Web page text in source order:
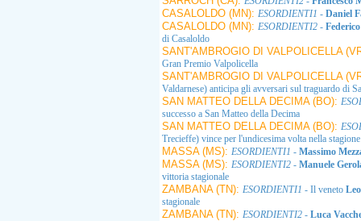
CASALOLDO (MN): ESORDIENTI1 - Daniel
CASALOLDO (MN): ESORDIENTI2 -
di Casaloldo
SANT'AMBROGIO DI VALPOLICELLA
Gran Premio Valpolicella
SANT'AMBROGIO DI VALPOLICELLA
Valdarnese) anticipa gli avversari sul traguardo di
SAN MATTEO DELLA DECIMA (BO):
successo a San Matteo della Decima
SAN MATTEO DELLA DECIMA (BO):
Trecieffe) vince per l'undicesima volta nella stagione
MASSA (MS): ESORDIENTI1 - Massimo
MASSA (MS): ESORDIENTI2 - Manuele
vittoria stagionale
ZAMBANA (TN): ESORDIENTI1 - Il veneto
stagionale
ZAMBANA (TN): ESORDIENTI2 - Luca